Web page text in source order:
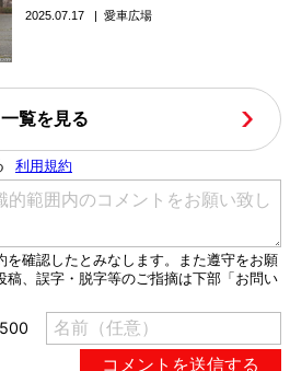
2025.07.17 愛車広場
一覧を見る